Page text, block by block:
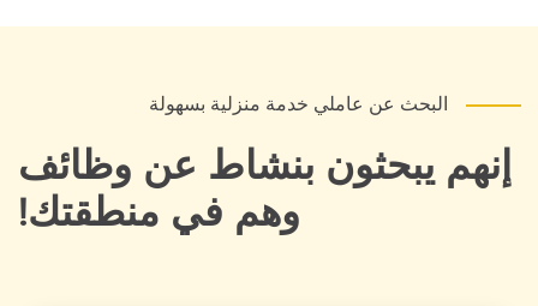
البحث عن عاملي خدمة منزلية بسهولة
إنهم يبحثون بنشاط عن وظائف
وهم في منطقتك!